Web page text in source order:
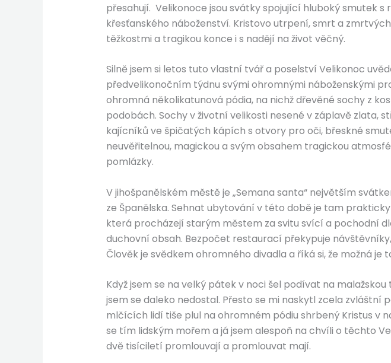
přesahují. Velikonoce jsou svátky spojující hluboký smutek
křesťanského náboženství. Kristovo utrpení, smrt a
těžkostmi a tragikou konce i s nadějí na život věčný.
Silně jsem si letos tuto vlastní tvář a poselství Velikonoc
předvelikonočním týdnu svými ohromnými náboženskými
ohromná několikatunová pódia, na nichž dřevěné sochy z
podobách. Sochy v životní velikosti nesené v záplavě zlata,
kajícníků ve špičatých kápích s otvory pro oči, břeskné
neuvěřitelnou, magickou a svým obsahem tragickou
pomlázky.
V jihošpanělském městě je „Semana santa“ největším
ze Španělska. Sehnat ubytování v této době je tam
která procházejí starým městem za svitu svící a pochodní
duchovní obsah. Bezpočet restaurací překypuje
Člověk je svědkem ohromného divadla a říká si, že možná je
Když jsem se na velký pátek v noci šel podívat na
jsem se daleko nedostal. Přesto se mi naskytl zcela
mlčících lidí tiše plul na ohromném pódiu shrbený Kristus v
se tím lidským mořem a já jsem alespoň na chvíli o těchto
dvě tisíciletí promlouvají a promlouvat mají.